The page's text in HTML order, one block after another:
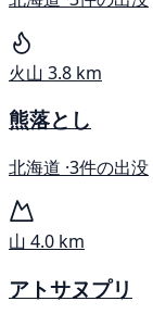
火山 3.8 km
熊落とし
北海道 ·3件の出没
山 4.0 km
アトサヌプリ